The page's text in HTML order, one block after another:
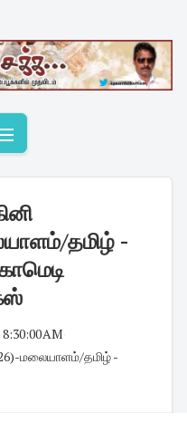
தமிழ் -
8:30:00 AM
மலையாளம்/தமிழ் -